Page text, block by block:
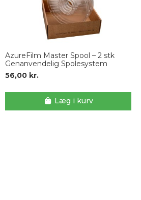
AzureFilm Master Spool – 2 stk
Genanvendelig Spolesystem
56,00 kr.
Læg i kurv